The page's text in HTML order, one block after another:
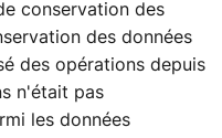
conservation des
des données
des opérations depuis
n'était pas
les données